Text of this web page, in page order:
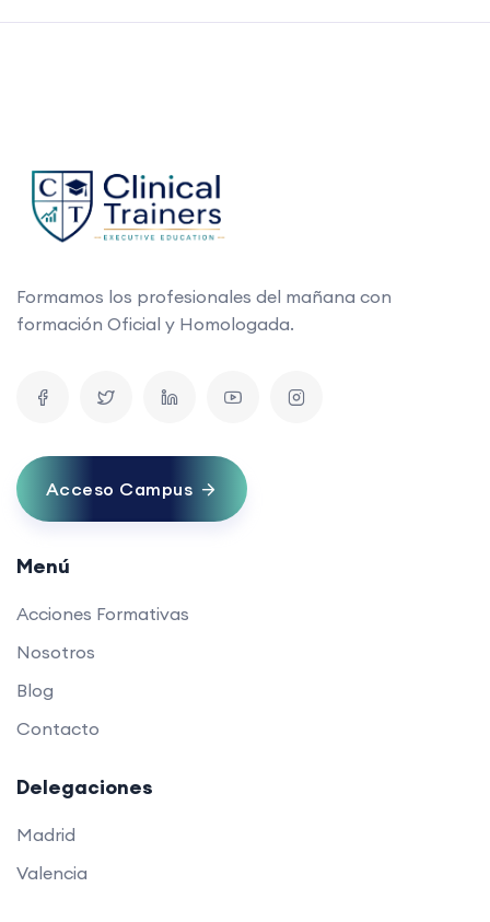
Formamos los profesionales del mañana con
formación Oficial y Homologada.
Acceso Campus
Menú
Acciones Formativas
Nosotros
Blog
Contacto
Delegaciones
Madrid
Valencia